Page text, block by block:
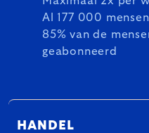
Al 177 000
85% van de
geabonneerd
HANDEL